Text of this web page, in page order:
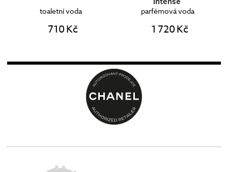
toaletní voda
710 Kč
parfémová voda
1 720 Kč